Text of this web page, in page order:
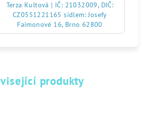
Terza Kultová | IČ: 21032009, DIČ:
CZ0551221165 sídlem: Josefy
Faimonové 16, Brno 62800
produkty